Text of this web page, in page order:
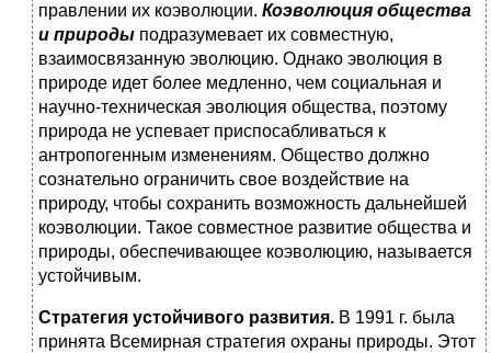
правлении их коэволюции. Коэволюция общества
и природы под­разумевает их совместную,
взаимосвязанную эволюцию. Од­нако эволюция в
природе идет более медленно, чем социальная и
научно-техническая эволюция общества, поэтому
природа не успевает приспосабливаться к
антропогенным изменени­ям. Общество должно
сознательно ограничить свое воздей­ствие на
природу, чтобы сохранить возможность дальнейшей
коэволюции. Такое совместное развитие общества и
природы, обеспечивающее коэволюцию, называется
устойчивым.
Стратегия устойчивого развития. В 1991 г. была
принята Все­мирная стратегия охраны природы. Этот